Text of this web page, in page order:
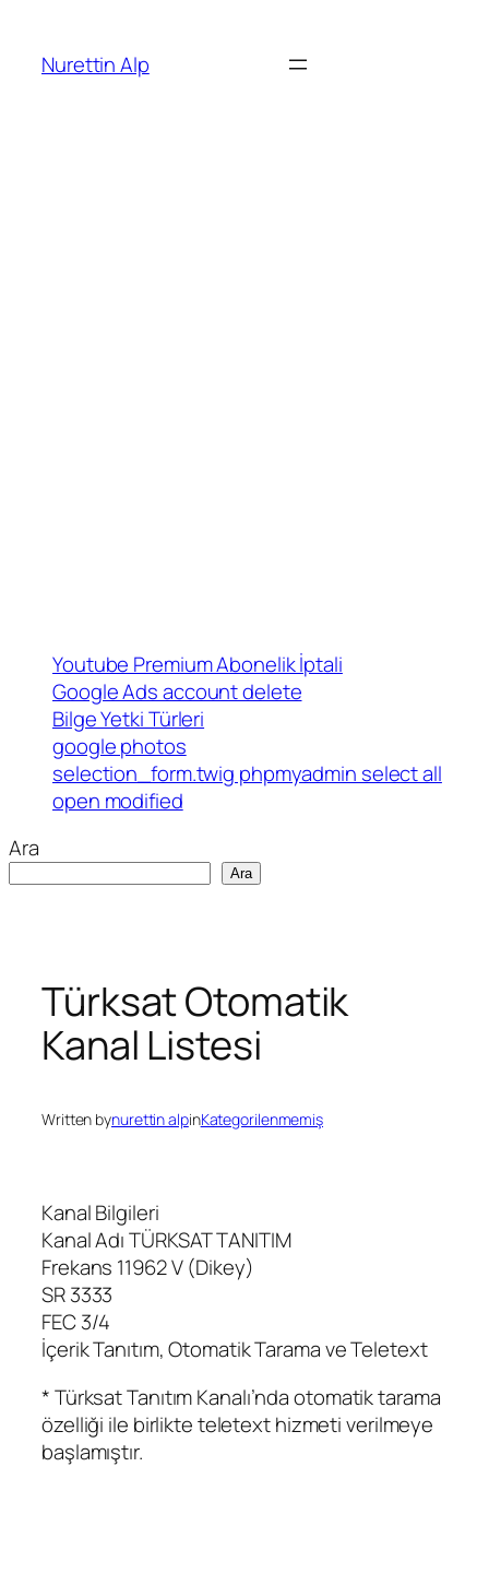
Nurettin Alp
Youtube Premium Abonelik İptali
Google Ads account delete
Bilge Yetki Türleri
google photos
selection_form.twig phpmyadmin select all
open modified
Ara
Ara
Türksat Otomatik
Kanal Listesi
Written bynurettin alpinKategorilenmemiş
Kanal Bilgileri
Kanal Adı TÜRKSAT TANITIM
Frekans 11962 V (Dikey)
SR 3333
FEC 3/4
İçerik Tanıtım, Otomatik Tarama ve Teletext
* Türksat Tanıtım Kanalı’nda otomatik tarama
özelliği ile birlikte teletext hizmeti verilmeye
başlamıştır.